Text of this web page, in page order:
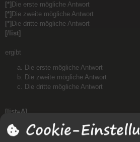
[*] Die erste mögliche Antwort
[*] Die zweite mögliche Antwort
[*] Die dritte mögliche Antwort
[/list]
ergibt
Die erste mögliche Antwort
Die zweite mögliche Antwort
Die dritte mögliche Antwort
[list=A]
Die erste mögliche Antwort
[*]Die zweite mögliche Antwort
Cookie-